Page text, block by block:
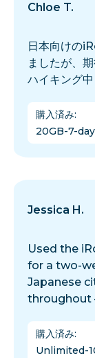
Chloe T.
日本向けの
ましたが、
ハイキング中
購入済み:
20GB-7-
Jessica H.
Used the
for a two-
Japanese
throughout
購入済み:
Unlimited-